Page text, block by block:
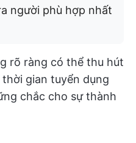
người phù hợp nhất
rõ ràng có thể thu hút
gian tuyển dụng
chắc cho sự thành